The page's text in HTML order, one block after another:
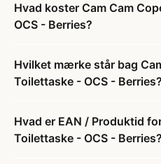
Hvad koster Cam Cam
OCS - Berries?
Hvilket mærke står bag
Toilettaske - OCS - Berries?
Hvad er EAN / Produktid
Toilettaske - OCS - Berries?